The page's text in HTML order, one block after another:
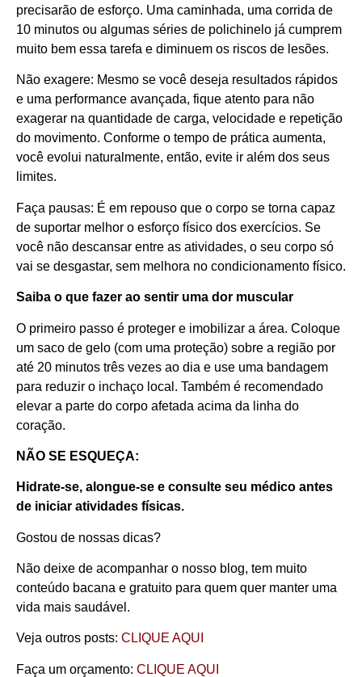
precisarão de esforço. Uma caminhada, uma corrida de
10 minutos ou algumas séries de polichinelo já cumprem
muito bem essa tarefa e diminuem os riscos de lesões.
Não exagere: Mesmo se você deseja resultados rápidos
e uma performance avançada, fique atento para não
exagerar na quantidade de carga, velocidade e repetição
do movimento. Conforme o tempo de prática aumenta,
você evolui naturalmente, então, evite ir além dos seus
limites.
Faça pausas: É em repouso que o corpo se torna capaz
de suportar melhor o esforço físico dos exercícios. Se
você não descansar entre as atividades, o seu corpo só
vai se desgastar, sem melhora no condicionamento físico.
Saiba o que fazer ao sentir uma dor muscular
O primeiro passo é proteger e imobilizar a área. Coloque
um saco de gelo (com uma proteção) sobre a região por
até 20 minutos três vezes ao dia e use uma bandagem
para reduzir o inchaço local. Também é recomendado
elevar a parte do corpo afetada acima da linha do
coração.
NÃO SE ESQUEÇA:
Hidrate-se, alongue-se e consulte seu médico antes
de iniciar atividades físicas.
Gostou de nossas dicas?
Não deixe de acompanhar o nosso blog, tem muito
conteúdo bacana e gratuito para quem quer manter uma
vida mais saudável.
Veja outros posts: CLIQUE AQUI
Faça um orçamento: CLIQUE AQUI